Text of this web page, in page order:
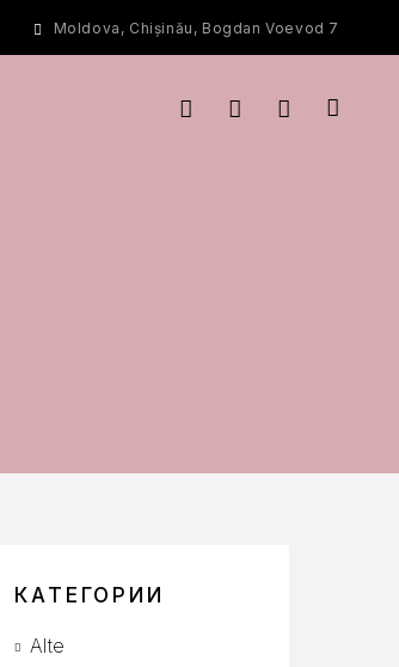
Moldova, Chișinău, Bogdan Voevod 7
КАТЕГОРИИ
Alte